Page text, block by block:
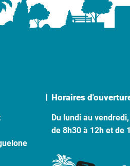
Horaires
Du lundi au vendredi,
de 8h30 à 12h et de